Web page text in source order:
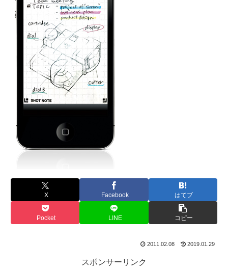
X Facebook はてブ
Pocket LINE コピー
2011.02.08 2019.01.29
スポンサーリンク